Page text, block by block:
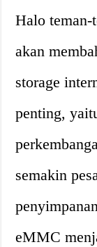
Halo
akan
storage
penting,
semakin
eMMC